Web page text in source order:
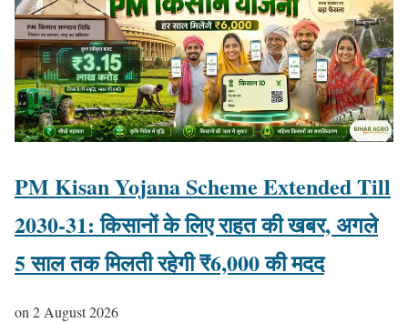
PM Kisan Yojana Scheme Extended Till
2030-31: किसानों के लिए राहत की खबर, अगले
5 साल तक मिलती रहेगी ₹6,000 की मदद
on2 August 2026